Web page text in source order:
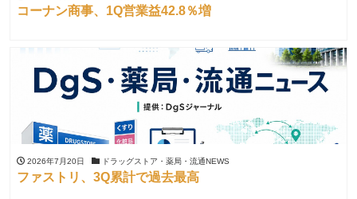
コーナン商事、1Q営業益42.8％増
2026年7月20日 ドラッグストア・薬局・流通NEWS
ファストリ、3Q累計で過去最高